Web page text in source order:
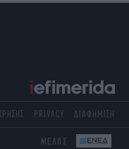
ΜΕΛΟΣ
PRIVACY ΔΙΑΦΗΜΙΣΗ